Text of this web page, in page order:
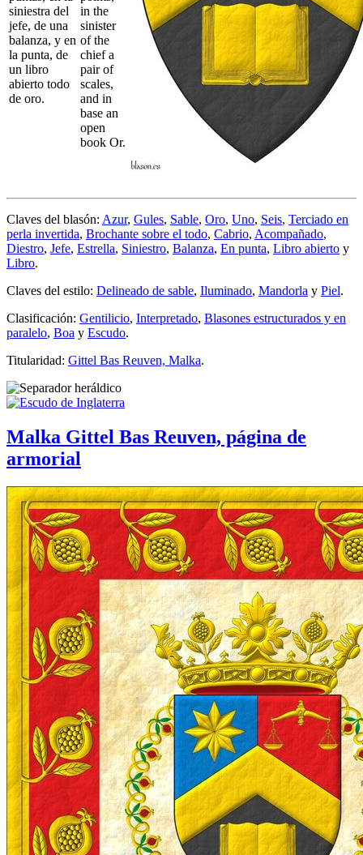
siniestra del
jefe, de una
balanza, y en
la punta, de
un libro
abierto todo
de oro.
in the
sinister
of the
chief a
pair of
scales,
and in
base an
open
book Or.
Claves del blasón: Azur, Gules, Sable, Oro, Uno, Seis, Terciado en
perla invertida, Brochante sobre el todo, Cabrio, Acompañado,
Diestro, Jefe, Estrella, Siniestro, Balanza, En punta, Libro abierto y
Libro.
Claves del estilo: Delineado de sable, Iluminado, Mandorla y Piel.
Clasificación: Gentilicio, Interpretado, Blasones estructurados y en
paralelo, Boa y Escudo.
Titularidad: Gittel Bas Reuven, Malka.
Malka Gittel Bas Reuven, página de
armorial